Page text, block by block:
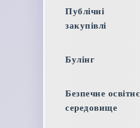
Публічні
закупівлі
Булінг
Безпечне освітнє
середовище